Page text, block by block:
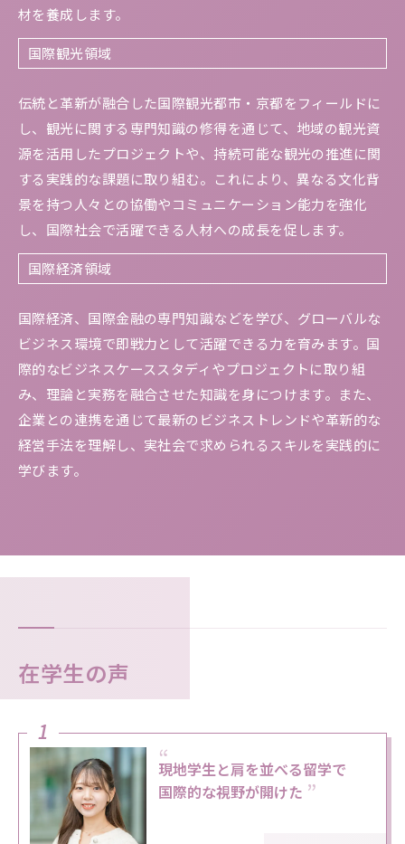
材を養成します。
国際観光領域
伝統と革新が融合した国際観光都市・京都をフィールドに
し、観光に関する専門知識の修得を通じて、地域の観光資
源を活用したプロジェクトや、持続可能な観光の推進に関
する実践的な課題に取り組む。これにより、異なる文化背
景を持つ人々との協働やコミュニケーション能力を強化
し、国際社会で活躍できる人材への成長を促します。
国際経済領域
国際経済、国際金融の専門知識などを学び、グローバルな
ビジネス環境で即戦力として活躍できる力を育みます。国
際的なビジネスケーススタディやプロジェクトに取り組
み、理論と実務を融合させた知識を身につけます。また、
企業との連携を通じて最新のビジネストレンドや革新的な
経営手法を理解し、実社会で求められるスキルを実践的に
学びます。
在学生の声
1
“
現地学生と肩を並べる留学で
国際的な視野が開けた